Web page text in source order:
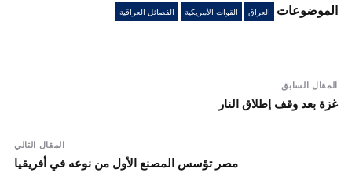
الموضوعات العراق القوات الأمريكية الفصائل العراقية
المقال السابق
غزة بعد وقف إطلاق النار
المقال التالي
مصر تؤسس المصنع الأول من نوعه في أفريقيا